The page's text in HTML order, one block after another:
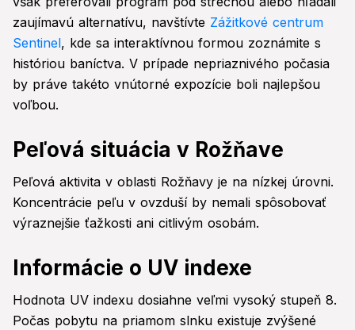
zaujímavú alternatívu, navštívte Zážitkové centrum
Sentinel, kde sa interaktívnou formou zoznámite s
históriou baníctva. V prípade nepriaznivého počasia
by práve takéto vnútorné expozície boli najlepšou
voľbou.
Peľová situácia v Rožňave
Peľová aktivita v oblasti Rožňavy je na nízkej úrovni.
Koncentrácie peľu v ovzduší by nemali spôsobovať
výraznejšie ťažkosti ani citlivým osobám.
Informácie o UV indexe
Hodnota UV indexu dosiahne veľmi vysoký stupeň 8.
Počas pobytu na priamom slnku existuje zvýšené